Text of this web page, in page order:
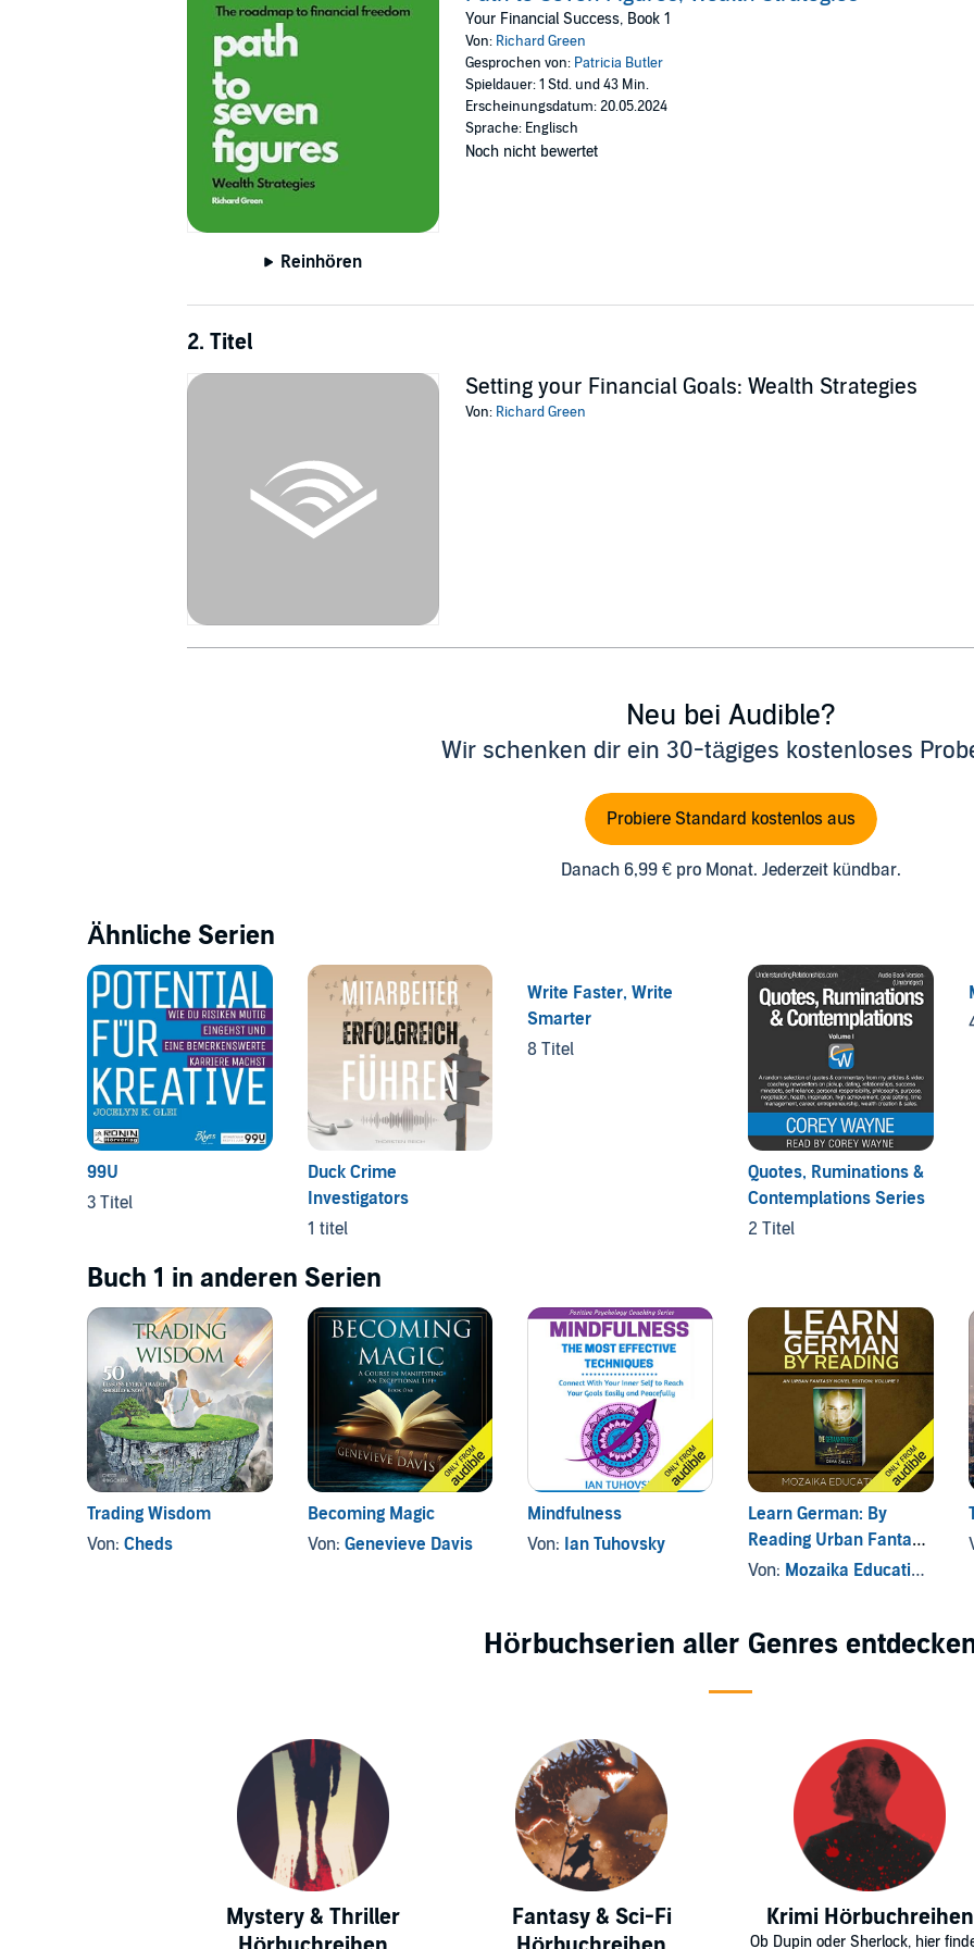
Fair winds and following seas await – embark on the path to seven-figure wealth today.
©2024 Richard Green (P)2024 Richard Green
Reinhören
Your Financial Success, Book 1
Von: Richard Green
Gesprochen von: Patricia Butler
Spieldauer: 1 Std. und 43 Min.
Erscheinungsdatum: 20.05.2024
Sprache: Englisch
Noch nicht bewertet
2. Titel
Setting your Financial Goals: Wealth Strategies
Von: Richard Green
Neu bei Audible?
Wir schenken dir ein 30-tägiges kostenloses
Probiere Standard kostenlos aus
Danach 6,99 € pro Monat. Jederzeit kündbar.
Ähnliche Serien
99U
3 Titel
Duck Crime
Investigators
1 titel
Write Faster, Write
Smarter
8 Titel
Quotes, Ruminations &
Contemplations Series
2 Titel
Buch 1 in anderen Serien
Trading Wisdom
Von: Cheds
Becoming Magic
Von: Genevieve Davis
Mindfulness
Von: Ian Tuhovsky
Learn German: By
Reading Urban Fantasy
(Lesend Englisch
(German Edition)
Von: Mozaika Educational
Hörbuchserien aller Genres
Mystery & Thriller
Fantasy & Sci-Fi
Krimi Hörbuchreihen
Ob Dupin oder Sherlock, hier